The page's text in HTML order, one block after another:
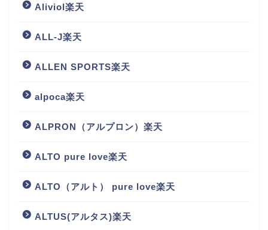
Aliviol楽天
ALL-J楽天
ALLEN SPORTS楽天
alpoca楽天
ALPRON（アルプロン）楽天
ALTO pure love楽天
ALTO（アルト） pure love楽天
ALTUS(アルタス)楽天